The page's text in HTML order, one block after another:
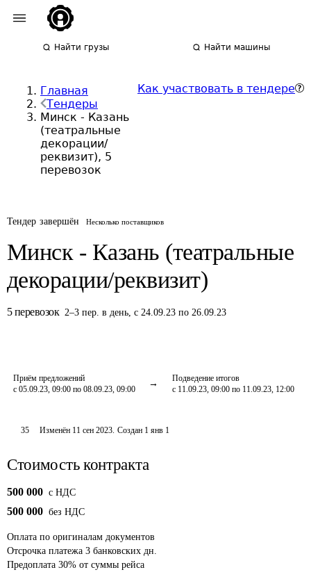
Найти грузы Найти машины
Главная
Тендеры
Минск - Казань
(театральные
декорации/
реквизит), 5
перевозок
Как участвовать в тендере
Тендер завершён Несколько поставщиков
Минск - Казань (театральные
декорации/реквизит)
5 перевозок 2–3 пер. в день,с 24.09.23 по 26.09.23
Приём предложений
с 05.09.23, 09:00 по 08.09.23, 09:00
Подведение итогов
с 11.09.23, 09:00 по 11.09.23, 12:00
35 Изменён 11 сен 2023. Создан 1 янв 1
Стоимость контракта
500 000 c НДС
500 000 без НДС
Оплата по оригиналам документов
Отсрочка платежа 3 банковских дн.
Предоплата 30% от суммы рейса